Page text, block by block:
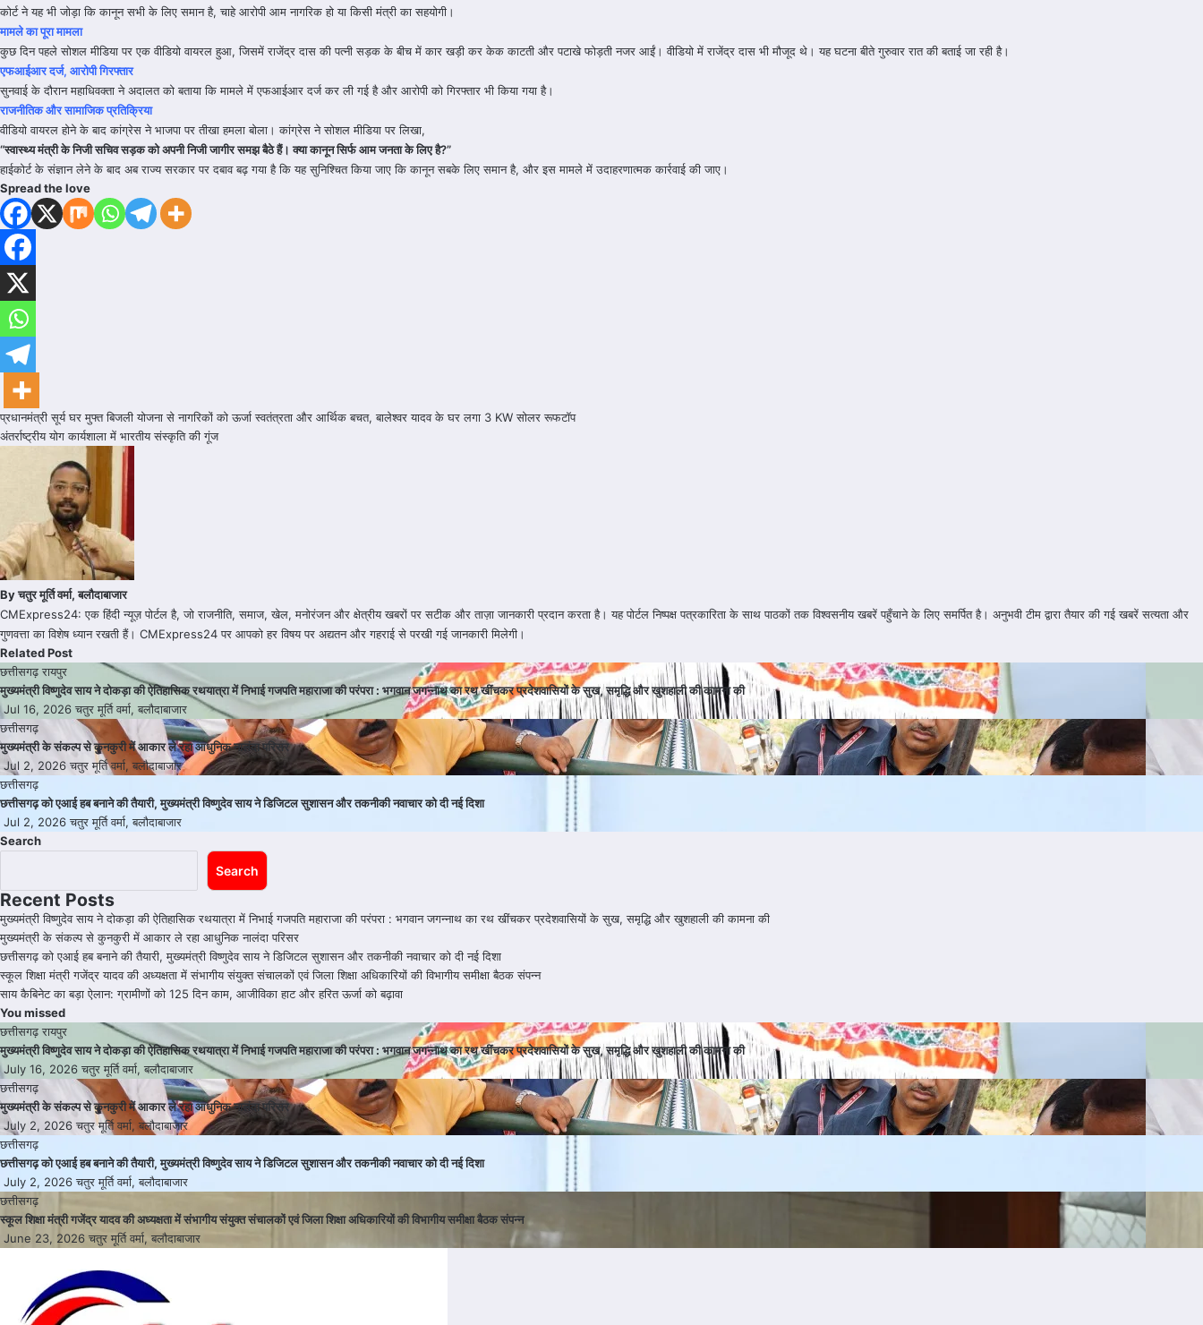
कोर्ट ने यह भी जोड़ा कि कानून सभी के लिए समान है, चाहे आरोपी आम नागरिक हो या किसी मंत्री का सहयोगी।
मामले का पूरा मामला
कुछ दिन पहले सोशल मीडिया पर एक वीडियो वायरल हुआ, जिसमें राजेंद्र दास की पत्नी सड़क के बीच में कार खड़ी कर केक काटती और पटाखे फोड़ती नजर आईं। वीडियो में राजेंद्र दास भी मौजूद थे। यह घटना बीते गुरुवार रात की बताई जा रही है।
एफआईआर दर्ज, आरोपी गिरफ्तार
सुनवाई के दौरान महाधिवक्ता ने अदालत को बताया कि मामले में एफआईआर दर्ज कर ली गई है और आरोपी को गिरफ्तार भी किया गया है।
राजनीतिक और सामाजिक प्रतिक्रिया
वीडियो वायरल होने के बाद कांग्रेस ने भाजपा पर तीखा हमला बोला। कांग्रेस ने सोशल मीडिया पर लिखा,
“स्वास्थ्य मंत्री के निजी सचिव सड़क को अपनी निजी जागीर समझ बैठे हैं। क्या कानून सिर्फ आम जनता के लिए है?”
हाईकोर्ट के संज्ञान लेने के बाद अब राज्य सरकार पर दबाव बढ़ गया है कि यह सुनिश्चित किया जाए कि कानून सबके लिए समान है, और इस मामले में उदाहरणात्मक कार्रवाई की जाए।
Spread the love
Post
navigation
प्रधानमंत्री सूर्य घर मुफ्त बिजली योजना से नागरिकों को ऊर्जा स्वतंत्रता और आर्थिक बचत, बालेश्वर यादव के घर लगा 3 KW सोलर रूफटॉप
अंतर्राष्ट्रीय योग कार्यशाला में भारतीय संस्कृति की गूंज
Byचतुर मूर्ति वर्मा, बलौदाबाजार
CMExpress24: एक हिंदी न्यूज़ पोर्टल है, जो राजनीति, समाज, खेल, मनोरंजन और क्षेत्रीय खबरों पर सटीक और ताज़ा जानकारी प्रदान करता है। यह पोर्टल निष्पक्ष पत्रकारिता के साथ पाठकों तक विश्वसनीय खबरें पहुँचाने के लिए समर्पित है। अनुभवी टीम द्वारा तैयार की गई खबरें सत्यता और
गुणवत्ता का विशेष ध्यान रखती हैं। CMExpress24 पर आपको हर विषय पर अद्यतन और गहराई से परखी गई जानकारी मिलेगी।
Related Post
छत्तीसगढ़ रायपुर
मुख्यमंत्री विष्णुदेव साय ने दोकड़ा की ऐतिहासिक रथयात्रा में निभाई गजपति महाराजा की परंपरा : भगवान जगन्नाथ का रथ खींचकर प्रदेशवासियों के सुख, समृद्धि और खुशहाली की कामना की
Jul 16, 2026 चतुर मूर्ति वर्मा, बलौदाबाजार
छत्तीसगढ़
मुख्यमंत्री के संकल्प से कुनकुरी में आकार ले रहा आधुनिक नालंदा परिसर
Jul 2, 2026 चतुर मूर्ति वर्मा, बलौदाबाजार
छत्तीसगढ़
छत्तीसगढ़ को एआई हब बनाने की तैयारी, मुख्यमंत्री विष्णुदेव साय ने डिजिटल सुशासन और तकनीकी नवाचार को दी नई दिशा
Jul 2, 2026चतुर मूर्ति वर्मा, बलौदाबाजार
Search
Search
Recent Posts
मुख्यमंत्री विष्णुदेव साय ने दोकड़ा की ऐतिहासिक रथयात्रा में निभाई गजपति महाराजा की परंपरा : भगवान जगन्नाथ का रथ खींचकर प्रदेशवासियों के सुख, समृद्धि और खुशहाली की कामना की
मुख्यमंत्री के संकल्प से कुनकुरी में आकार ले रहा आधुनिक नालंदा परिसर
छत्तीसगढ़ को एआई हब बनाने की तैयारी, मुख्यमंत्री विष्णुदेव साय ने डिजिटल सुशासन और तकनीकी नवाचार को दी नई दिशा
स्कूल शिक्षा मंत्री गजेंद्र यादव की अध्यक्षता में संभागीय संयुक्त संचालकों एवं जिला शिक्षा अधिकारियों की विभागीय समीक्षा बैठक संपन्न
साय कैबिनेट का बड़ा ऐलान: ग्रामीणों को 125 दिन काम, आजीविका हाट और हरित ऊर्जा को बढ़ावा
You missed
छत्तीसगढ़ रायपुर
मुख्यमंत्री विष्णुदेव साय ने दोकड़ा की ऐतिहासिक रथयात्रा में निभाई गजपति महाराजा की परंपरा : भगवान जगन्नाथ का रथ खींचकर प्रदेशवासियों के सुख, समृद्धि और खुशहाली की कामना की
July 16, 2026 चतुर मूर्ति वर्मा, बलौदाबाजार
छत्तीसगढ़
मुख्यमंत्री के संकल्प से कुनकुरी में आकार ले रहा आधुनिक नालंदा परिसर
July 2, 2026चतुर मूर्ति वर्मा, बलौदाबाजार
छत्तीसगढ़
छत्तीसगढ़ को एआई हब बनाने की तैयारी, मुख्यमंत्री विष्णुदेव साय ने डिजिटल सुशासन और तकनीकी नवाचार को दी नई दिशा
July 2, 2026चतुर मूर्ति वर्मा, बलौदाबाजार
छत्तीसगढ़
स्कूल शिक्षा मंत्री गजेंद्र यादव की अध्यक्षता में संभागीय संयुक्त संचालकों एवं जिला शिक्षा अधिकारियों की विभागीय समीक्षा बैठक संपन्न
June 23, 2026 चतुर मूर्ति वर्मा, बलौदाबाजार